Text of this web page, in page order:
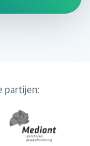
partijen: